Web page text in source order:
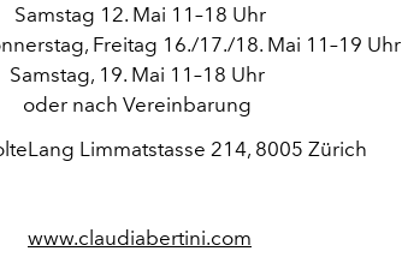
Samstag 12. Mai 11–18 Uhr
Freitag 16./17./18. Mai 11–19 Uhr
Samstag, 19. Mai 11–18 Uhr
oder nach Vereinbarung
Limmatstasse 214, 8005 Zürich
www.claudiabertini.com